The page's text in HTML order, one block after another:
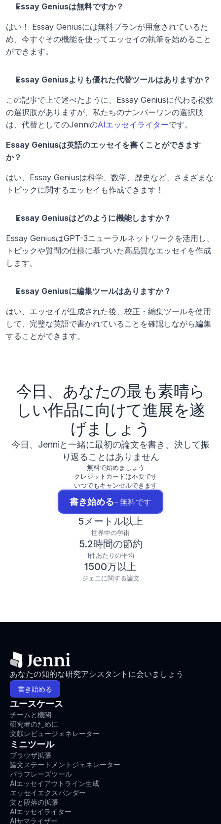
Essay Geniusは無料ですか？
はい！ Essay Geniusには無料プランが用意されているた
め、今すぐその機能を使ってエッセイの執筆を始めること
ができます。
Essay Geniusよりも優れた代替ツールはありますか？
この記事で上で述べたように、Essay Geniusに代わる複数
の選択肢がありますが、私たちのナンバーワンの選択肢
は、代替としてのJenniのAIエッセイライターです。
Essay Geniusは英語のエッセイを書くことができます
か？
はい、Essay Geniusは科学、数学、歴史など、さまざまな
トピックに関するエッセイも作成できます！
Essay Geniusはどのように機能しますか？
Essay GeniusはGPT-3ニューラルネットワークを活用し、
トピックや質問の仕様に基づいた高品質なエッセイを作成
します。
Essay Geniusに編集ツールはありますか？
はい、エッセイが生成された後、校正・編集ツールを使用
して、完璧な英語で書かれていることを確認しながら編集
することができます。
今日、あなたの最も素晴ら
しい作品に向けて進展を遂
げましょう
今日、Jenniと一緒に最初の論文を書き、決して振
り返ることはありません
無料で始めましょう
クレジットカードは不要です
いつでもキャンセルできます
書き始める– 無料です
5メートル以上
世界中の学術
5.2時間の節約
1件あたりの平均
1500万以上
ジェニに関する論文
あなたの知的な研究アシスタントに会いましょう
書き始める
ユースケース
チームと機関
研究者のために
文献レビュージェネレーター
ミニツール
ブラウザ拡張
論文ステートメントジェネレーター
パラフレーズツール
AIエッセイアウトライン生成
エッセイエクスパンダー
文と段落の拡張
AIエッセイライター
AIサマライザー